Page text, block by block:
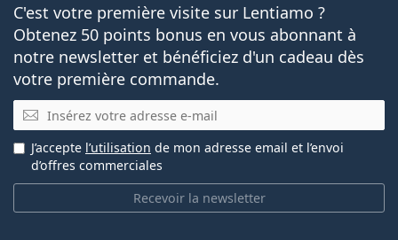
C'est votre première visite sur Lentiamo ?
Obtenez 50 points bonus en vous abonnant à
notre newsletter et bénéficiez d'un cadeau dès
votre première commande.
E-mail
Recevoir la newsletter
J’accepte l’utilisation de mon adresse email et l’envoi
d’offres commerciales